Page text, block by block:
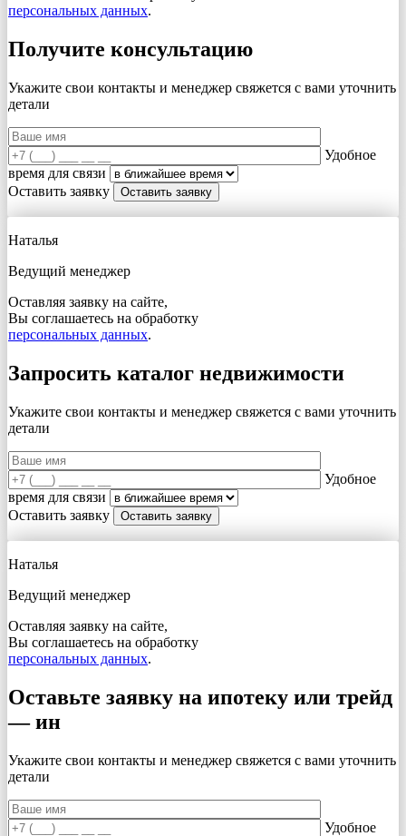
персональных данных.
Получите консультацию
Укажите свои контакты и менеджер свяжется с вами уточнить
детали
Удобное
время для связи
Оставить заявку
Наталья
Ведущий менеджер
Оставляя заявку на сайте,
Вы соглашаетесь на обработку
персональных данных.
Запросить каталог недвижимости
Укажите свои контакты и менеджер свяжется с вами уточнить
детали
Удобное
время для связи
Оставить заявку
Наталья
Ведущий менеджер
Оставляя заявку на сайте,
Вы соглашаетесь на обработку
персональных данных.
Оставьте заявку на ипотеку или трейд
— ин
Укажите свои контакты и менеджер свяжется с вами уточнить
детали
Удобное